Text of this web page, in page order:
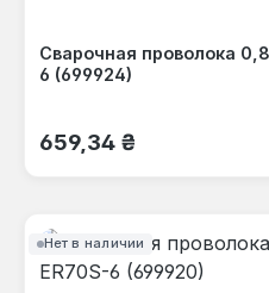
Сварочная проволока
6 (699924)
Обычная цена:
659,34 ₴
Нет в наличии